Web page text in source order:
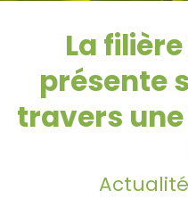
La
présente
travers
Actualité